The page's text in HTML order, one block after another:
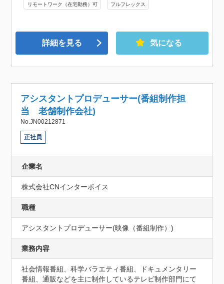
リモートワーク（在宅勤務）可 フルフレックス
詳細を見る 気になる
アシスタントプロデューサー(番組制作担
当 老舗制作会社)
No.JN00212871
正社員
企業名
株式会社CNインターボイス
職種
アシスタントプロデューサー(映像（番組制作）)
業務内容
社会情報番組、科学バラエティ番組、ドキュメンタリー
番組、通販などを主に制作しているテレビ制作部門にて